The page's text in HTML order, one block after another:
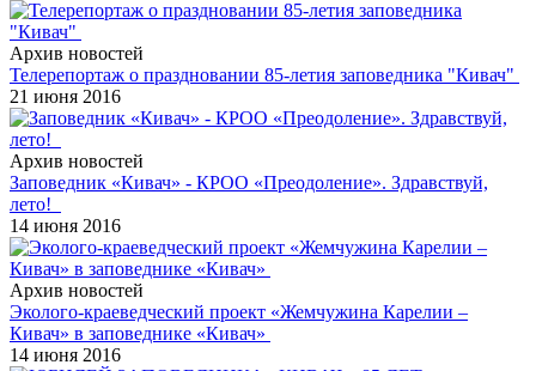
Архив новостей
Телерепортаж о праздновании 85-летия заповедника "Кивач"
21 июня 2016
Архив новостей
Заповедник «Кивач» - КРОО «Преодоление». Здравствуй,
лето!
14 июня 2016
Архив новостей
Эколого-краеведческий проект «Жемчужина Карелии –
Кивач» в заповеднике «Кивач»
14 июня 2016